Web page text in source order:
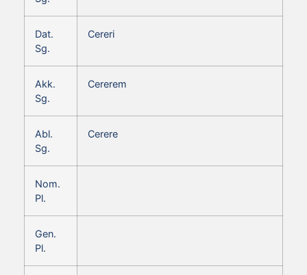
Dat.
Sg.
Cereri
Akk.
Sg.
Cererem
Abl.
Sg.
Cerere
Nom.
Pl.
Gen.
Pl.